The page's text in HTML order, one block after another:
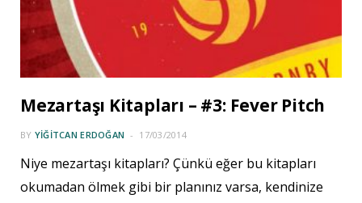
Mezartaşı Kitapları – #3: Fever Pitch
BY YIĞITCAN ERDOĞAN 17/03/2014
Niye mezartaşı kitapları? Çünkü eğer bu kitapları
okumadan ölmek gibi bir planınız varsa, kendinize